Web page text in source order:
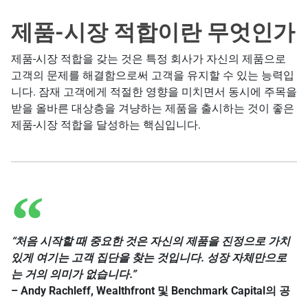
제품-시장 적합이란 무엇인가
제품-시장 적합을 갖는 것은 특정 회사가 자신의 제품으로
고객의 문제를 해결함으로써 고객을 유지할 수 있는 능력입
니다. 잠재 고객에게 적절한 영향을 미치면서 동시에 주목을
받을 올바른 대상층을 겨냥하는 제품을 출시하는 것이 좋은
제품-시장 적합을 달성하는 핵심입니다.
“처음 시작할 때 중요한 것은 자신의 제품을 진정으로 가치
있게 여기는 고객 집단을 찾는 것입니다. 성장 자체만으로
는 거의 의미가 없습니다.”
– Andy Rachleff, Wealthfront 및 Benchmark Capital의 공